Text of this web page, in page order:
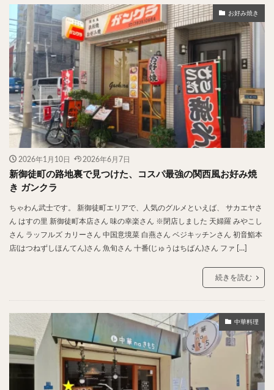
お好み焼き
2026年1月10日 2026年6月7日
新御徒町の路地裏で見つけた、コスパ最強の関西風お好み焼
き ガンクラ
ちゃわん武士です。 新御徒町エリアで、人気のグルメといえば、 サカエヤさ
ん はすの里 新御徒町本店さん 味の幸楽さん ※閉店しました 天婦羅 みやこし
さん ラッフルズ カリーさん 中国意境菜 白燕さん ベジキッチンさん 初音鮨本
店(はつねずしほんてん)さん 魚旬さん 十番(じゅうはちばん)さん ファ […]
続きを読む
中華料理
鯖の味噌煮 おでん もつ鍋 ちゃんこ鍋
カレー カレーライス キーマカレー
グリーンカレー ドライカレー カツカレー
スープカレー マッサマンカレー ステーキカレー
ナン ハヤシライス 天ぷら 串揚げ
ラーメン 中華そば 醤油ラーメン 支那そば
塩ラーメン 味噌ラーメン とんこつラーメン
魚介とんこつ 熊本ラーメン 家系ラーメン
担々麺 生姜ラーメン カレー担々麺
カレーラーメン
辛いラーメン 台湾ラーメン タンメン
ワンタンメン 酸辣湯麺 麻婆麺 牛骨ラーメン
喜多方ラーメン 京都ラーメン 山形ラーメン
油そば
まぜそば うどん カレーうどん かすうどん
讃岐うどん 稲庭うどん 久留米うどん
やわうどん 肉吸い 蕎麦 信州そば
つけ蕎麦 立ち食い蕎麦 サラダ パスタ
ナポリタン 焼きそば